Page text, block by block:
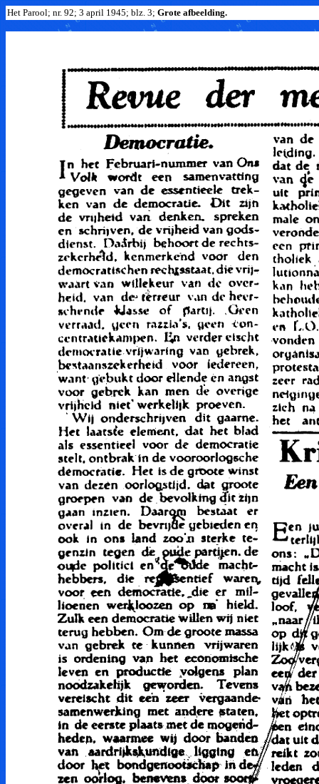
Het Parool; nr. 92; 3 april 1945; blz. 3; Grote afbeelding.